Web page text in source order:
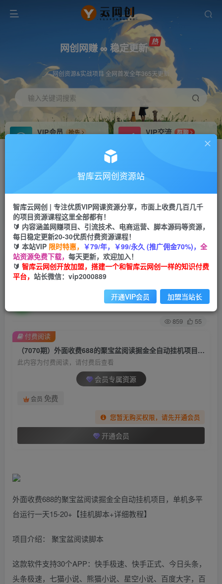
网创网赚 ∞ 稳定更新
网创资源&实战项目 全网首发全年365天更新
输入关键词搜索
VIP会员
抢先
VIP交流
群聊
研究探讨更多创业项目路子。
会员专属推广链接
网赚网创 项目
365天稳定跟新
APP下载
GO
首页 创业课程 会员专属 正文
（7070期）外面收费688的聚宝盆阅读掘金全自动
挂机项目，单机多平台运行一天15-20+
关注 私信
859 55
（7070期）外面收费688的聚宝盆阅读掘金全自动挂机项目，单机多平台运行一天15-20+
此内容为付费阅读，请付费后查看
会员专属资源
会员 免费
您暂无购买权限，请先开通会员
开通会员
付费阅读
外面收费688的聚宝盆阅读掘金全自动挂机项目，单机多平
台运行一天15-20+【挂机脚本+详细教程】
项目介绍： 聚宝盆阅读脚本
这款软件支持30个APP：快手极速、快手正式、今日头条，
头条极速，七猫小说、熊猫小说、星空小说、百度大字，百
智库云网创资源站
智库云网创 | 专注优质VIP网课资源分享，市面上收费几百几千
的项目资源课程这里全部都有！
🔰 内容涵盖网赚项目、引流技术、电商运营、脚本源码等资源，
每日稳定更新20-30优质付费资源课程！
🔰 本站VIP 限时特惠， ￥79/年，￥99/永久 (推广佣金70%)， 全
站资源免费下载， 每天更新，欢迎加入！
🔰 智库云网创开放加盟，搭建一个和智库云网创一样的知识付费
平台， 站长微信：vip2000889
开通VIP会员 加盟当站长